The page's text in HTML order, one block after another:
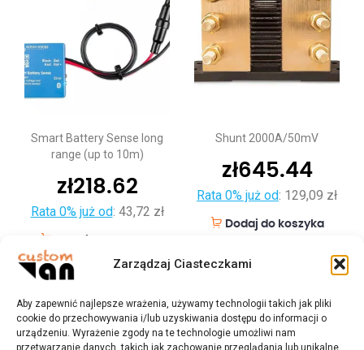
Zarządzaj Ciasteczkami
Aby zapewnić najlepsze wrażenia, używamy technologii takich jak pliki
cookie do przechowywania i/lub uzyskiwania dostępu do informacji o
urządzeniu. Wyrażenie zgody na te technologie umożliwi nam
przetwarzanie danych, takich jak zachowanie przeglądania lub unikalne
Smart Battery Sense long
range (up to 10m)
zł218.62
Rata 0% już od: 43,72 zł
Shunt 2000A/50mV
zł645.44
Rata 0% już od: 129,09 zł
Dodaj do koszyka